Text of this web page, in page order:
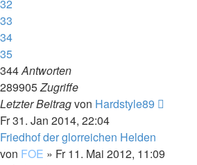
32
33
34
35
344Antworten
289905Zugriffe
Letzter Beitragvon Hardstyle89
Fr 31. Jan 2014, 22:04
Friedhof der glorreichen Helden
von FOE » Fr 11. Mai 2012, 11:09